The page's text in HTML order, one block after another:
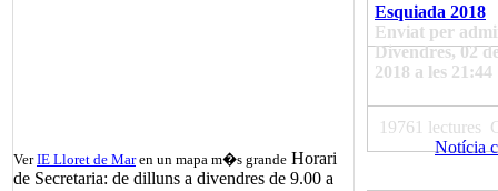
VerIE Lloret de Maren un mapa m�s grande Horari
de Secretaria: de dilluns a divendres de 9.00 a
Esquiada 2018
Enviat per
Divendres, 02
2018 a les 21:44
19761 lectures
Notícia